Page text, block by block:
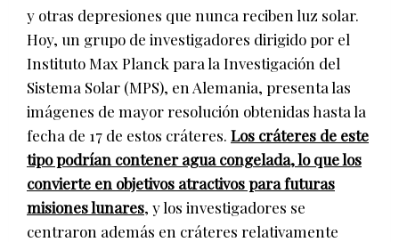
y otras depresiones que nunca reciben luz solar.
Hoy, un grupo de investigadores dirigido por el
Instituto Max Planck para la Investigación del
Sistema Solar (MPS), en Alemania, presenta las
imágenes de mayor resolución obtenidas hasta la
fecha de 17 de estos cráteres. Los cráteres de este
tipo podrían contener agua congelada, lo que los
convierte en objetivos atractivos para futuras
misiones lunares, y los investigadores se
centraron además en cráteres relativamente